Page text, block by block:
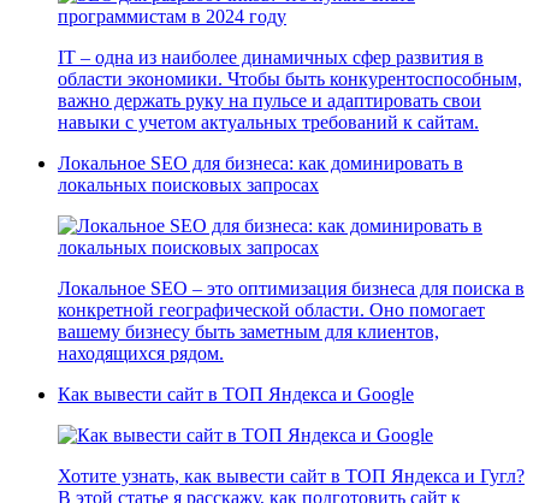
IT – одна из наиболее динамичных сфер развития в
области экономики. Чтобы быть конкурентоспособным,
важно держать руку на пульсе и адаптировать свои
навыки с учетом актуальных требований к сайтам.
Локальное SEO для бизнеса: как доминировать в
локальных поисковых запросах
Локальное SEO – это оптимизация бизнеса для поиска в
конкретной географической области. Оно помогает
вашему бизнесу быть заметным для клиентов,
находящихся рядом.
Как вывести сайт в ТОП Яндекса и Google
Хотите узнать, как вывести сайт в ТОП Яндекса и Гугл?
В этой статье я расскажу, как подготовить сайт к